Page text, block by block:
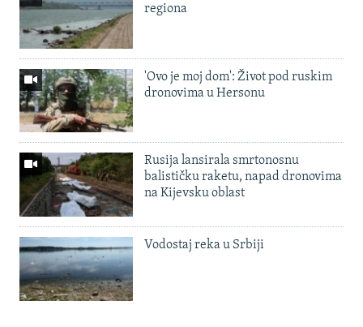
regiona
'Ovo je moj dom': Život pod ruskim
dronovima u Hersonu
Rusija lansirala smrtonosnu
balističku raketu, napad dronovima
na Kijevsku oblast
Vodostaj reka u Srbiji